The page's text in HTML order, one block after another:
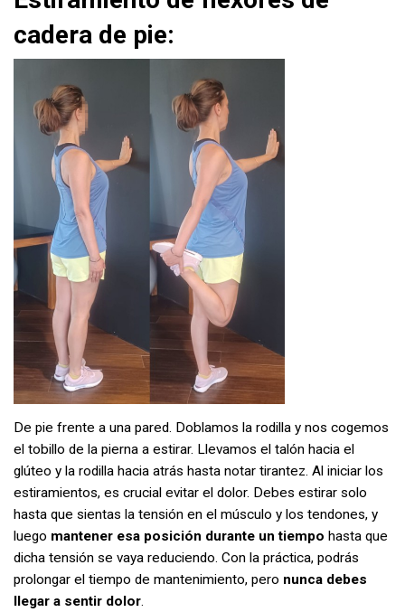
cadera de pie:
De pie frente a una pared. Doblamos la rodilla y nos cogemos
el tobillo de la pierna a estirar. Llevamos el talón hacia el
glúteo y la rodilla hacia atrás hasta notar tirantez. Al iniciar los
estiramientos, es crucial evitar el dolor. Debes estirar solo
hasta que sientas la tensión en el músculo y los tendones, y
luego mantener esa posición durante un tiempo hasta que
dicha tensión se vaya reduciendo. Con la práctica, podrás
prolongar el tiempo de mantenimiento, pero nunca debes
llegar a sentir dolor.